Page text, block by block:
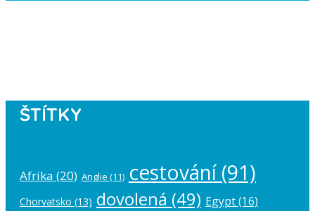
ŠTÍTKY
Afrika (20) Anglie (11) cestování(91)
Chorvatsko (13) dovolená (49) Egypt(16)